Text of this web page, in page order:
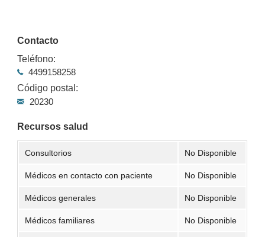
Contacto
Teléfono:
4499158258
Código postal:
20230
Recursos salud
Consultorios No Disponible
Médicos en contacto con paciente No Disponible
Médicos generales No Disponible
Médicos familiares No Disponible